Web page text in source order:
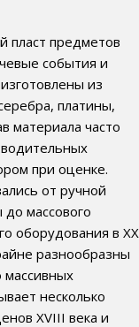
пласт предметов
события и
из
платины,
материала часто
при оценке.
от ручной
массового
оборудования в XX
разнообразны
несколько
XVIII века и